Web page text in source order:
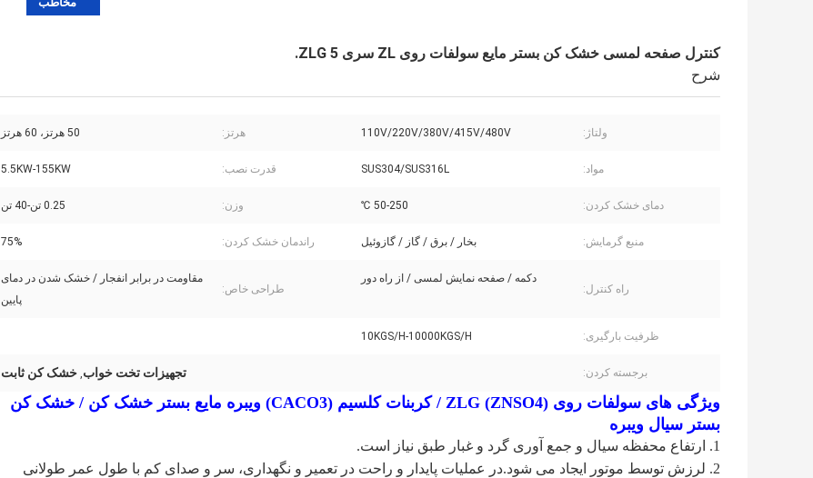
کنترل صفحه لمسی خشک کن بستر مایع سولفات روی ZL سری ZLG 5.
شرح
ولتاژ: 110V/220V/380V/415V/480V هرتز: 50 هرتز، 60 هرتز
مواد: SUS304/SUS316L قدرت نصب: 5.5KW-155KW
دمای خشک کردن: 50-250 ℃ وزن: 0.25 تن-40 تن
منبع گرمایش: بخار / برق / گاز / گازوئیل راندمان خشک کردن: 75%
راه کنترل:
دکمه / صفحه نمایش لمسی / از راه دور
طراحی خاص:
مقاومت در برابر انفجار / خشک شدن در دمای
پایین
ظرفیت بارگیری: 10KGS/H-10000KGS/H
برجسته کردن: تجهیزات تخت خواب, خشک کن ثابت
ویژگی های سولفات روی ZLG (ZNSO4) / کربنات کلسیم (CACO3) ویبره مایع بستر خشک کن / خشک کن
بستر سیال ویبره
1. ارتفاع محفظه سیال و جمع آوری گرد و غبار طبق نیاز است.
2. لرزش توسط موتور ایجاد می شود.در عملیات پایدار و راحت در تعمیر و نگهداری، سر و صدای کم با طول عمر طولانی